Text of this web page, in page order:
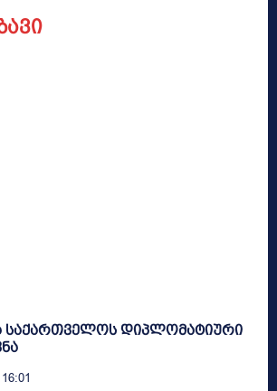
საქართველოს დიპლომატიური